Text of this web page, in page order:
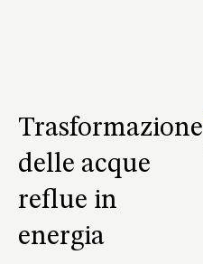
Trasformazione
delle acque
reflue in
energia